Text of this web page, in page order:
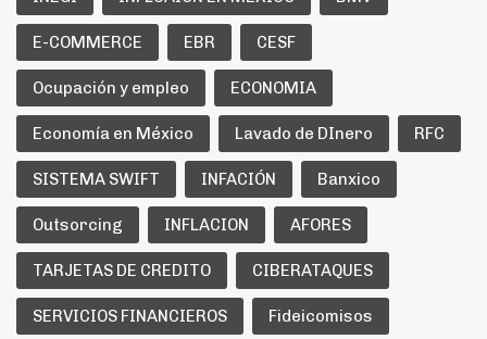
E-COMMERCE EBR CESF
Ocupación y empleo ECONOMIA
Economía en México Lavado de DInero RFC
SISTEMA SWIFT INFACIÓN Banxico
Outsorcing INFLACION AFORES
TARJETAS DE CREDITO CIBERATAQUES
SERVICIOS FINANCIEROS Fideicomisos